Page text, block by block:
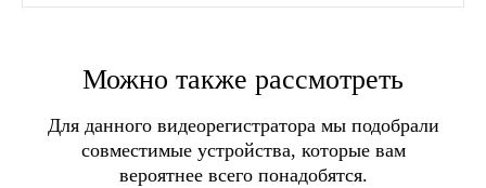
Разрешение камеры: 800ТВЛ
Формат видеосигнала: PAL
Материал корпуса:
Металл
Самовывоз в Москве
Самовывоз в Санкт-Питербурге
Самовывоз в пунктах выдачи заказов
СДЭК
Доставка транспортными компаниями
Можно также рассмотреть
Для данного видеорегистратора мы подобрали
совместимые устройства, которые вам
вероятнее всего понадобятся.